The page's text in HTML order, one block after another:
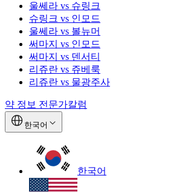
울쎄라 vs 슈링크
슈링크 vs 인모드
울쎄라 vs 볼뉴머
써마지 vs 인모드
써마지 vs 덴서티
리쥬란 vs 쥬베룩
리쥬란 vs 물광주사
약 정보 전문가칼럼
한국어
한국어